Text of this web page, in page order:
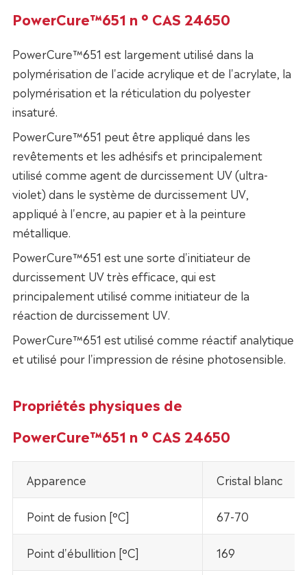
PowerCure™651 n ° CAS 24650
PowerCure™651 est largement utilisé dans la
polymérisation de l'acide acrylique et de l'acrylate, la
polymérisation et la réticulation du polyester
insaturé.
PowerCure™651 peut être appliqué dans les
revêtements et les adhésifs et principalement
utilisé comme agent de durcissement UV (ultra-
violet) dans le système de durcissement UV,
appliqué à l'encre, au papier et à la peinture
métallique.
PowerCure™651 est une sorte d'initiateur de
durcissement UV très efficace, qui est
principalement utilisé comme initiateur de la
réaction de durcissement UV.
PowerCure™651 est utilisé comme réactif analytique
et utilisé pour l'impression de résine photosensible.
Propriétés physiques de
PowerCure™651 n ° CAS 24650
Apparence Cristal blanc
Point de fusion [°C] 67-70
Point d'ébullition [°C] 169